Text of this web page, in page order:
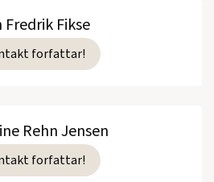
Fredrik Fikse
forfattar!
Rehn Jensen
forfattar!